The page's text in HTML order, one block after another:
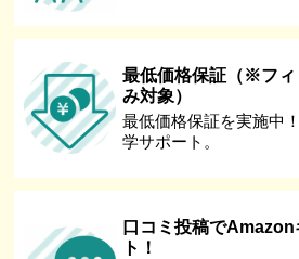
最低価格保証（※フィ
み対象）
最低価格保証を実施中
学サポート。
口コミ投稿で
ト！